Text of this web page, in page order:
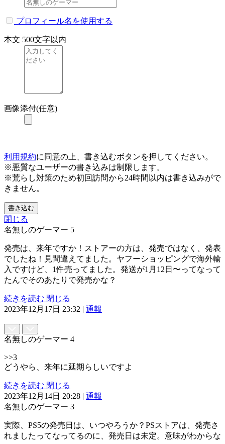
プロフィール名を使用する
本文 500文字以内
画像添付(任意)
利用規約に同意の上、書き込むボタンを押してください。
※悪質なユーザーの書き込みは制限します。
※荒らし対策のため初回訪問から24時間以内は書き込みがで
きません。
書き込む
閉じる
名無しのゲーマー 5
発売は、来年ですか！ストアーの方は、発売ではなく、発表
でしたね！見間違えてました。ヤフーショッピングで海外輸
入ですけど、1件売ってました。発送が1月12日〜ってなって
たんでそのあたりで発売かな？
続きを読む 閉じる
2023年12月17日 23:32 | 通報
名無しのゲーマー 4
>>3
どうやら、来年に延期らしいですよ
続きを読む 閉じる
2023年12月14日 20:28 | 通報
名無しのゲーマー 3
実際、PS5の発売日は、いつやろうか？PSストアは、発売さ
れましたってなってるのに、発売日は未定。意味がわからな